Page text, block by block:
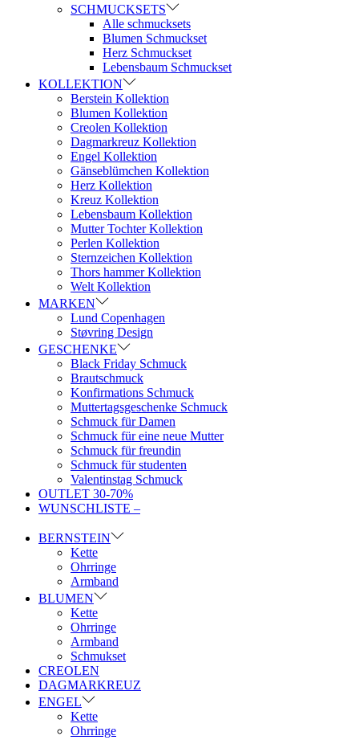
SCHMUCKSETS
Alle schmucksets
Blumen Schmuckset
Herz Schmuckset
Lebensbaum Schmuckset
KOLLEKTION
Berstein Kollektion
Blumen Kollektion
Creolen Kollektion
Dagmarkreuz Kollektion
Engel Kollektion
Gänseblümchen Kollektion
Herz Kollektion
Kreuz Kollektion
Lebensbaum Kollektion
Mutter Tochter Kollektion
Perlen Kollektion
Sternzeichen Kollektion
Thors hammer Kollektion
Welt Kollektion
MARKEN
Lund Copenhagen
Støvring Design
GESCHENKE
Black Friday Schmuck
Brautschmuck
Konfirmations Schmuck
Muttertagsgeschenke Schmuck
Schmuck für Damen
Schmuck für eine neue Mutter
Schmuck für freundin
Schmuck für studenten
Valentinstag Schmuck
OUTLET 30-70%
WUNSCHLISTE –
BERNSTEIN
Kette
Ohrringe
Armband
BLUMEN
Kette
Ohrringe
Armband
Schmukset
CREOLEN
DAGMARKREUZ
ENGEL
Kette
Ohrringe